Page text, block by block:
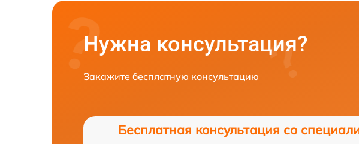
Нужна консультация?
Закажите бесплатную консультацию
Бесплатная консультация со